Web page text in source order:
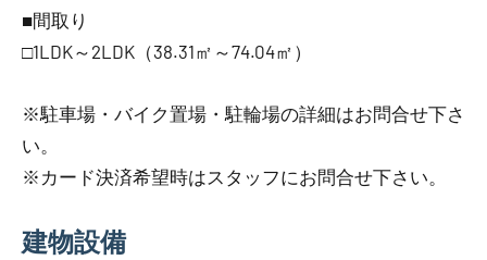
■間取り
□1LDK～2LDK（38.31㎡～74.04㎡）
※駐車場・バイク置場・駐輪場の詳細はお問合せ下さ
い。
※カード決済希望時はスタッフにお問合せ下さい。
建物設備